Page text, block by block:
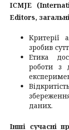
ICMJE
Editors,
Критерії
зробив
Етика
роботи з
даних.
Інші сучасні